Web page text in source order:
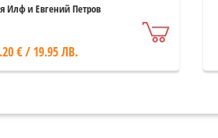
Илф и Евгений Петров
€ / 19.95 ЛВ.